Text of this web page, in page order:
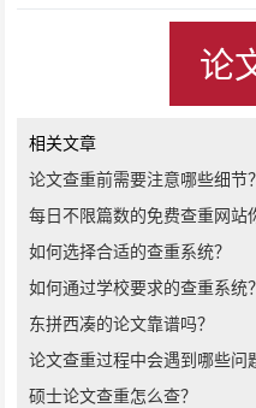
论
相关文章
论文查重前需要注意哪些细节？
每日不限篇数的免费查重网站
如何选择合适的查重系统？
如何通过学校要求的查重系统？
东拼西凑的论文靠谱吗？
论文查重过程中会遇到哪些问
硕士论文查重怎么查？